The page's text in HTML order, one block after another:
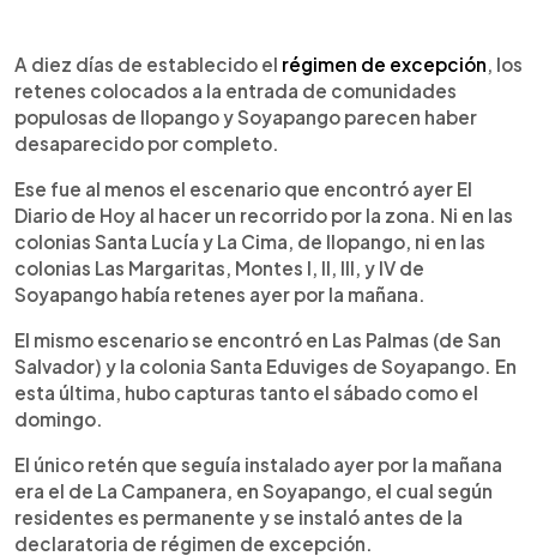
► Escuchar artículo
A diez días de establecido el régimen de excepción, los
retenes colocados a la entrada de comunidades
populosas de Ilopango y Soyapango parecen haber
desaparecido por completo.
Ese fue al menos el escenario que encontró ayer El
Diario de Hoy al hacer un recorrido por la zona. Ni en las
colonias Santa Lucía y La Cima, de Ilopango, ni en las
colonias Las Margaritas, Montes I, II, III, y IV de
Soyapango había retenes ayer por la mañana.
El mismo escenario se encontró en Las Palmas (de San
Salvador) y la colonia Santa Eduviges de Soyapango. En
esta última, hubo capturas tanto el sábado como el
domingo.
El único retén que seguía instalado ayer por la mañana
era el de La Campanera, en Soyapango, el cual según
residentes es permanente y se instaló antes de la
declaratoria de régimen de excepción.